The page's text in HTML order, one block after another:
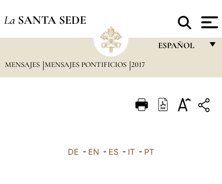
La SANTA SEDE
ESPAÑOL
ITALIANO
MENSAJES MENSAJES PONTIFICIOS 2017
DE - EN - ES - IT - PT